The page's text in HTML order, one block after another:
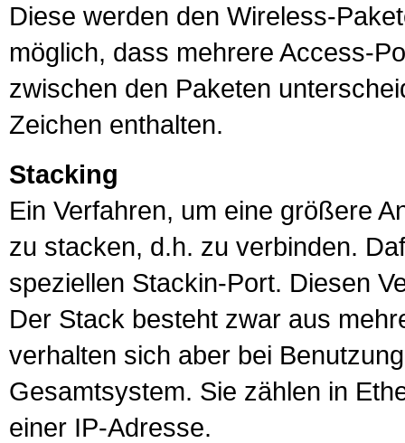
Diese werden den Wireless-
möglich, dass mehrere Access-
zwischen den Paketen
Zeichen enthalten.
Stacking
Ein Verfahren, um eine größere
zu stacken, d.h. zu verbinden.
speziellen Stackin-Port. Diesen
Der Stack besteht zwar aus
verhalten sich aber bei
Gesamtsystem. Sie zählen in
einer IP-Adresse.